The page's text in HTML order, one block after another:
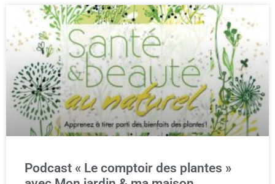
Podcast « Le comptoir des plantes »